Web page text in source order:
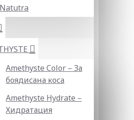
Amethyste Color – За
боядисана коса
Amethyste Hydrate –
Хидратация